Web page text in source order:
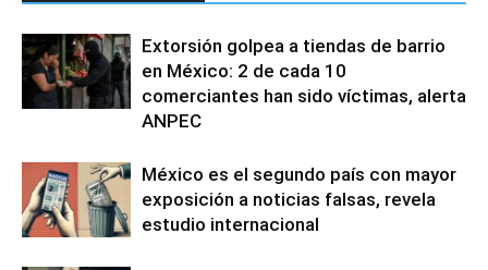
Extorsión golpea a tiendas de barrio
en México: 2 de cada 10
comerciantes han sido víctimas, alerta
ANPEC
México es el segundo país con mayor
exposición a noticias falsas, revela
estudio internacional